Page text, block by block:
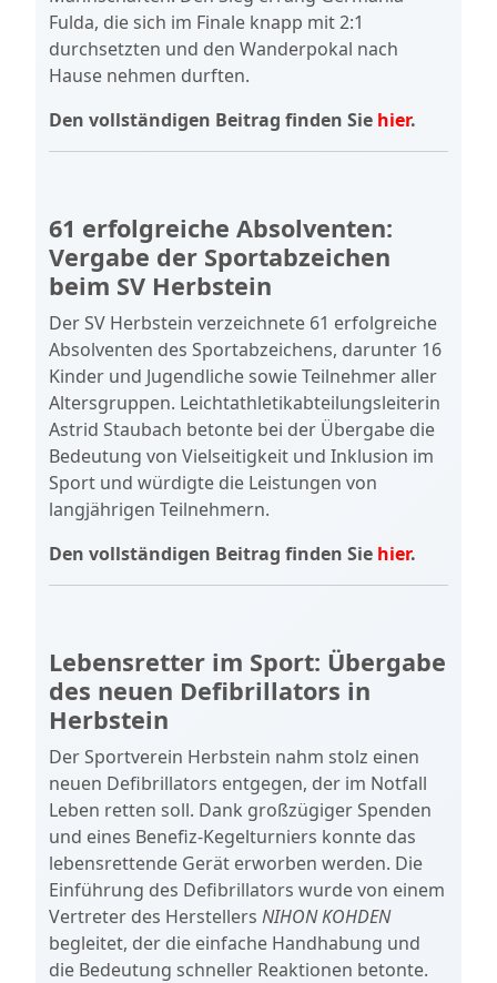
Fulda, die sich im Finale knapp mit 2:1
durchsetzten und den Wanderpokal nach
Hause nehmen durften.
Den vollständigen Beitrag finden Sie hier.
61 erfolgreiche Absolventen:
Vergabe der Sportabzeichen
beim SV Herbstein
Der SV Herbstein verzeichnete 61 erfolgreiche
Absolventen des Sportabzeichens, darunter 16
Kinder und Jugendliche sowie Teilnehmer aller
Altersgruppen. Leichtathletikabteilungsleiterin
Astrid Staubach betonte bei der Übergabe die
Bedeutung von Vielseitigkeit und Inklusion im
Sport und würdigte die Leistungen von
langjährigen Teilnehmern.
Den vollständigen Beitrag finden Sie hier.
Lebensretter im Sport: Übergabe
des neuen Defibrillators in
Herbstein
Der Sportverein Herbstein nahm stolz einen
neuen Defibrillators entgegen, der im Notfall
Leben retten soll. Dank großzügiger Spenden
und eines Benefiz-Kegelturniers konnte das
lebensrettende Gerät erworben werden. Die
Einführung des Defibrillators wurde von einem
Vertreter des Herstellers NIHON KOHDEN
begleitet, der die einfache Handhabung und
die Bedeutung schneller Reaktionen betonte.